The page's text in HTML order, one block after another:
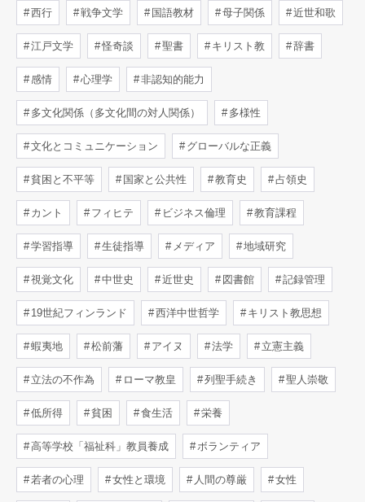
西行 戦争文学 国語教材 母子関係 近世和歌
江戸文学 怪奇談 聖書 キリスト教 辞書
感情 心理学 非認知的能力
多文化関係（多文化間の対人関係） 多様性
文化とコミュニケーション グローバルな正義
貧困と不平等 国家と公共性 教育史 占領史
カント フィヒテ ビジネス倫理 教育課程
学習指導 生徒指導 メディア 地域研究
視覚文化 中世史 近世史 図書館 記録管理
19世紀フィンランド 西洋中世哲学 キリスト教思想
蝦夷地 松前藩 アイヌ 法学 立憲主義
立法の不作為 ローマ教皇 列聖手続き 聖人崇敬
低所得 貧困 食生活 栄養
高等学校「福祉科」教員養成 ボランティア
若者の心理 女性と環境 人間の尊厳 女性